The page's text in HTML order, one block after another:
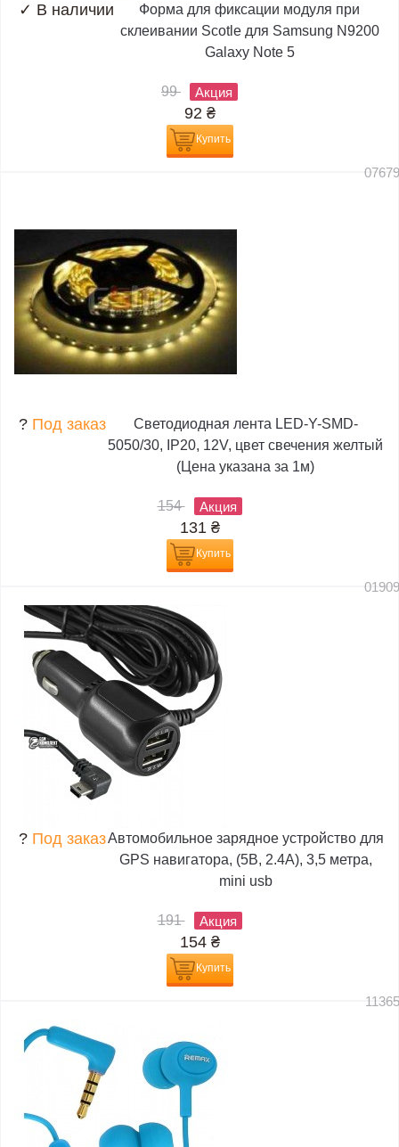
✓ В наличии
Форма для фиксации модуля при
склеивании Scotle для Samsung N9200
Galaxy Note 5
99 Акция
92 ₴
Купить
? Под заказ
Светодиодная лента LED-Y-SMD-
5050/30, IP20, 12V, цвет свечения желтый
(Цена указана за 1м)
154 Акция
131 ₴
Купить
? Под заказАвтомобильное зарядное устройство для
GPS навигатора, (5В, 2.4А), 3,5 метра,
mini usb
191 Акция
154 ₴
Купить